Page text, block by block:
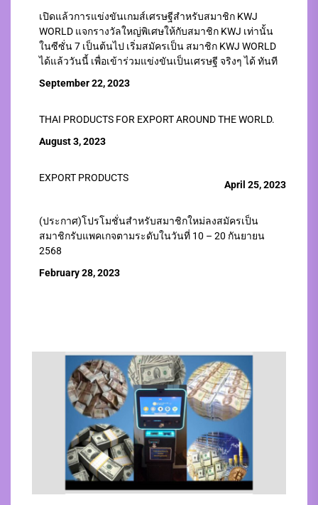
เปิดแล้วการแข่งขันเกมส์เศรษฐีสำหรับสมาชิก KWJ
WORLD แจกรางวัลใหญ่พิเศษให้กับสมาชิก KWJ เท่านั้น
ในซีซั่น 7 เป็นต้นไป เริ่มสมัครเป็น สมาชิก KWJ WORLD
ได้แล้ววันนี้ เพื่อเข้าร่วมแข่งขันเป็นเศรษฐี จริงๆ ได้ ทันที
September 22, 2023
THAI PRODUCTS FOR EXPORT AROUND THE WORLD.
August 3, 2023
EXPORT PRODUCTS
April 25, 2023
(ประกาศ)โปรโมชั่นสำหรับสมาชิกใหม่ลงสมัครเป็น
สมาชิกรับแพคเกจตามระดับในวันที่ 10 – 20 กันยายน
2568
February 28, 2023